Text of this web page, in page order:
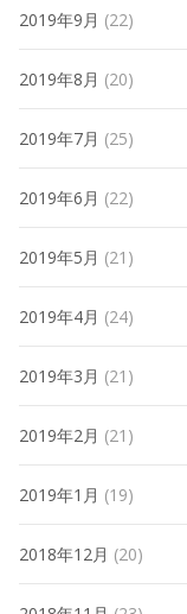
2019年9月 (22)
2019年8月 (20)
2019年7月 (25)
2019年6月 (22)
2019年5月 (21)
2019年4月 (24)
2019年3月 (21)
2019年2月 (21)
2019年1月 (19)
2018年12月 (20)